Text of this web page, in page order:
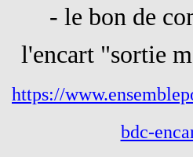
- le bon de
l'encart "sortie
https://
bdc-